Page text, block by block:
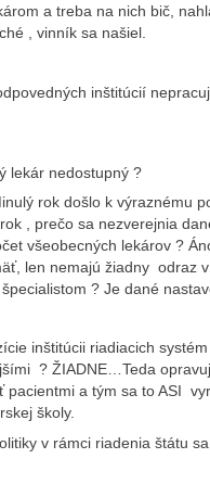
a treba na nich bič,
, vinník sa našiel.
inštitúcií
lekár nedostupný ?
rok došlo k výraznému
, prečo sa nezverejnia
všeobecných lekárov ?
len nemajú žiadny odraz
? Je dané
inštitúcii riadiacich
? ŽIADNE…Teda
pacientmi a tým sa to ASI
školy.
v rámci riadenia štátu